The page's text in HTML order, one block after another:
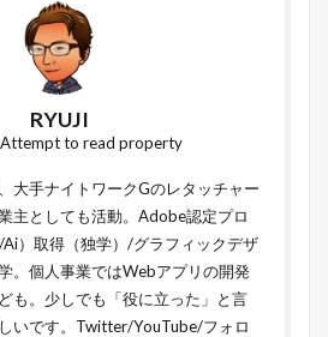
RYUJI
Attempt to read property
大手ナイトワークGのレタッチャー
主としても活動。Adobe認定プロ
）取得（独学）/グラフィックデザ
。個人事業ではWebアプリの開発
も。少しでも「役に立った」と言
いです。Twitter/YouTube/フォロ